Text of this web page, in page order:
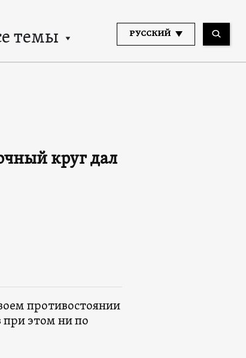
темы РУССКИЙ
круг дал
противостоянии
при этом ни по